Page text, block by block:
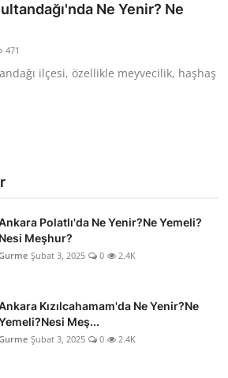
& İpuçları
Yemekleri
Tarihi
Bilgiler
Ne Yenir? Ne
471
ilçesi, özellikle meyvecilik, haşhaş
Polatlı'da Ne Yenir?Ne Yemeli?
Nesi Meşhur?
Şubat 3, 2025 0 2.4K
Kızılcahamam'da Ne Yenir?Ne
Meş...
Şubat 3, 2025 0 2.4K